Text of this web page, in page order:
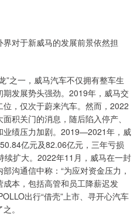
对于新威马的发展前景依然担
之一，威马汽车不仅拥有整车生
发展势头强劲。2019年，威马交
，仅次于蔚来汽车。然而，2022
积关门的消息，随后陷入停产、
业绩压力加剧。2019—2021年，威
亿元及82.06亿元，三年亏损
扩大。2022年11月，威马在一封
沟通信中称：“为应对资金压力，
本，包括高管和员工降薪迟发
出行“借壳”上市、寻开心汽车
。